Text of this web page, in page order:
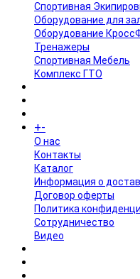
Спортивная
Оборудование для
Оборудование
Тренажеры
Спортивная Мебель
Комплекс ГТО
+-
O нас
Контакты
Каталог
Информация о
Договор оферты
Политика
Сотрудничество
Видео